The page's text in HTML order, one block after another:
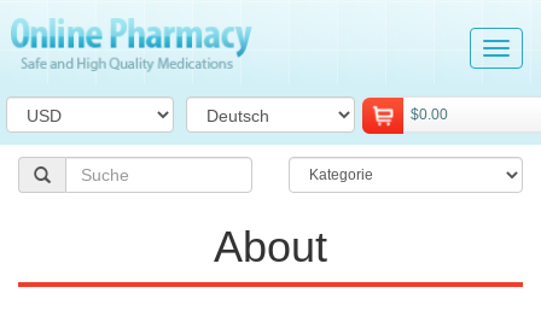
$0.00
About